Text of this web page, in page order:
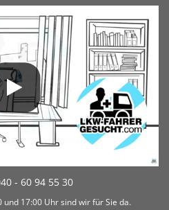
- 60 94 55 30
und 17:00 Uhr sind wir für Sie da.